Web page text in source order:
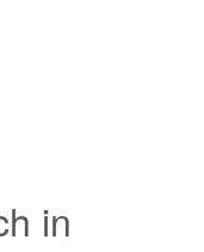
in